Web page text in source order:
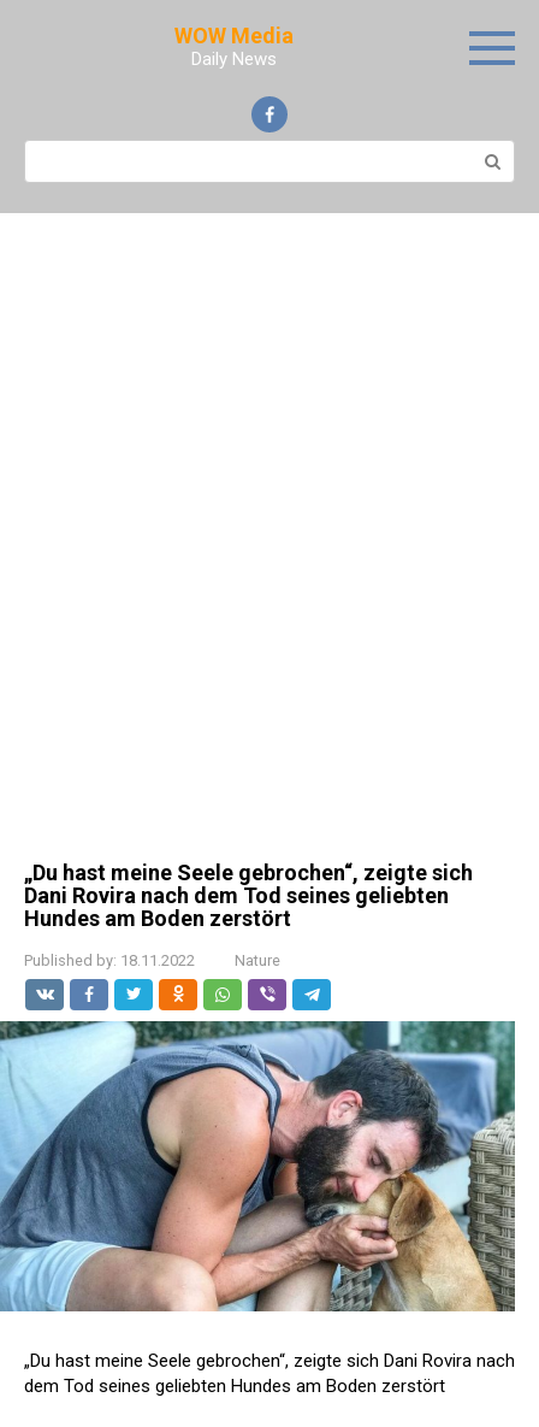
WOW Media
Daily News
Search:
„Du hast meine Seele gebrochen“, zeigte sich
Dani Rovira nach dem Tod seines geliebten
Hundes am Boden zerstört
Published by: 18.11.2022 Nature
„Du hast meine Seele gebrochen“, zeigte sich Dani Rovira nach
dem Tod seines geliebten Hundes am Boden zerstört